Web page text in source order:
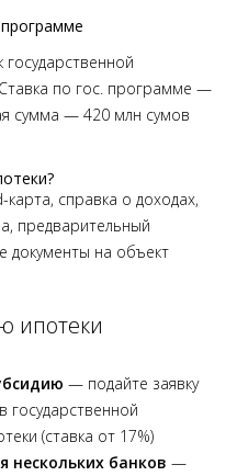
по гос. программе —
сумма — 420 млн сумов
справка о доходах,
предварительный
документы на объект
ипотеки
— подайте заявку
государственной
(ставка от 17%)
нескольких банков —